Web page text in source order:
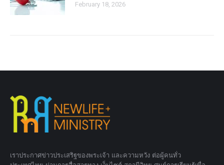
February 18, 2026
เราประกาศข่าวประเสริฐของพระเจ้า และความหวัง ต่อผู้คนทั่ว